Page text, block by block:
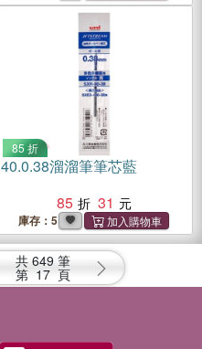
85 折
40.0.38溜溜筆筆芯藍
85
31
庫存：5
共 649 筆
第 17 頁